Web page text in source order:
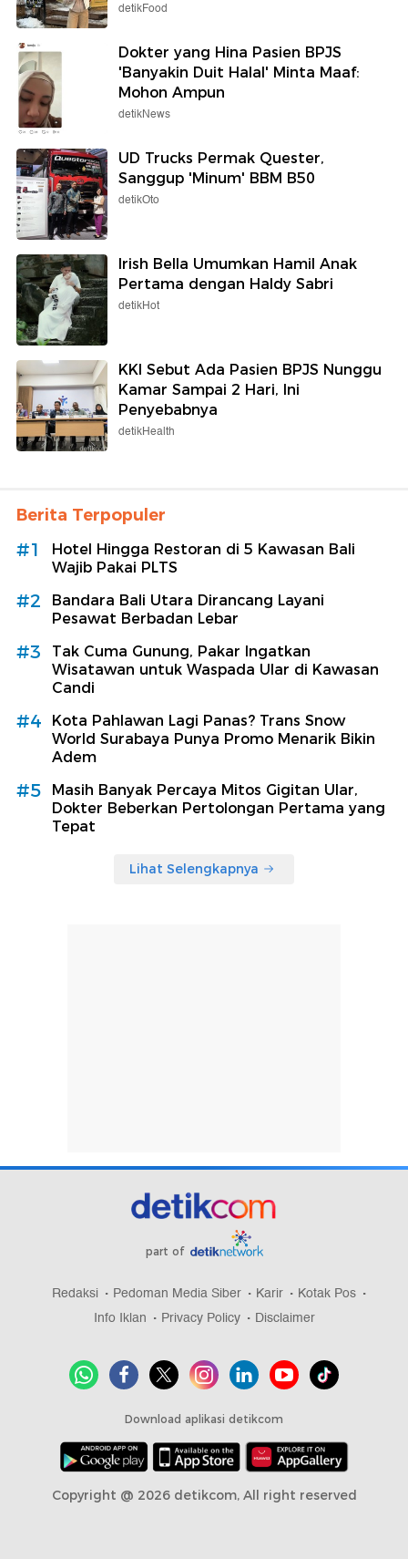
detikFood
Dokter yang Hina Pasien BPJS
'Banyakin Duit Halal' Minta Maaf:
Mohon Ampun
detikNews
UD Trucks Permak Quester,
Sanggup 'Minum' BBM B50
detikOto
Irish Bella Umumkan Hamil Anak
Pertama dengan Haldy Sabri
detikHot
KKI Sebut Ada Pasien BPJS Nunggu
Kamar Sampai 2 Hari, Ini
Penyebabnya
detikHealth
Berita Terpopuler
#1
Hotel Hingga Restoran di 5 Kawasan Bali
Wajib Pakai PLTS
#2
Bandara Bali Utara Dirancang Layani
Pesawat Berbadan Lebar
#3
Tak Cuma Gunung, Pakar Ingatkan
Wisatawan untuk Waspada Ular di Kawasan
Candi
#4
Kota Pahlawan Lagi Panas? Trans Snow
World Surabaya Punya Promo Menarik Bikin
Adem
#5
Masih Banyak Percaya Mitos Gigitan Ular,
Dokter Beberkan Pertolongan Pertama yang
Tepat
Lihat Selengkapnya
part of
Redaksi Pedoman Media Siber Karir
Kotak Pos
Info Iklan
Privacy Policy Disclaimer
Download aplikasi detikcom
Copyright @ 2026 detikcom, All right reserved